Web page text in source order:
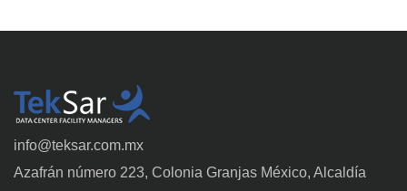
info@teksar.com.mx
Azafrán número 223, Colonia Granjas México, Alcaldía